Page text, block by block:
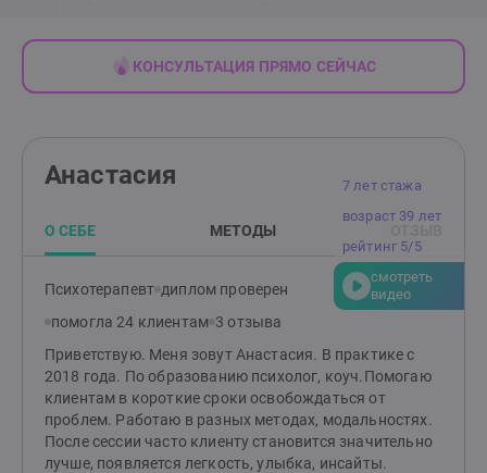
КОНСУЛЬТАЦИЯ ПРЯМО СЕЙЧАС
7 лет стажа
возраст 39 лет
рейтинг 5/5
смотреть
видео
Анастасия
О СЕБЕ МЕТОДЫ
Психотерапевт диплом проверен
помогла 24 клиентам 3 отзыва
Приветствую. Меня зовут Анастасия. В практике с
2018 года. По образованию психолог, коуч.Помогаю
клиентам в короткие сроки освобождаться от
проблем. Работаю в разных методах, модальностях.
После сессии часто клиенту становится значительно
лучше, появляется легкость, улыбка, инсайты.